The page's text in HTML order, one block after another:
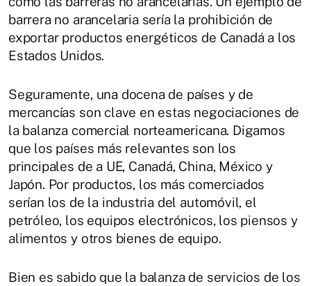
barrera no arancelaria sería la prohibición de
exportar productos energéticos de Canadá a los
Estados Unidos.
Seguramente, una docena de países y de
mercancías son clave en estas negociaciones de
la balanza comercial norteamericana. Digamos
que los países más relevantes son los
principales de a UE, Canadá, China, México y
Japón. Por productos, los más comerciados
serían los de la industria del automóvil, el
petróleo, los equipos electrónicos, los piensos y
alimentos y otros bienes de equipo.
Bien es sabido que la balanza de servicios de los